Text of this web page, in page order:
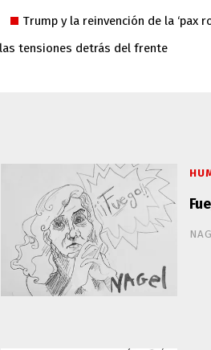
Trump y la reinvención de la ‘pax
tensiones detrás del frente